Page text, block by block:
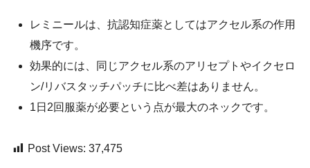
レミニールは、抗認知症薬としてはアクセル系の作用
機序です。
効果的には、同じアクセル系のアリセプトやイクセロ
ン/リバスタッチパッチに比べ差はありません。
1日2回服薬が必要という点が最大のネックです。
Post Views: 37,475